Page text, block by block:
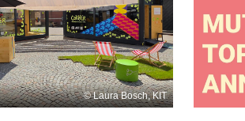
Laura Bosch, KIT